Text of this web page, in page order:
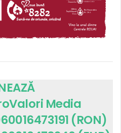
Media
(RON)